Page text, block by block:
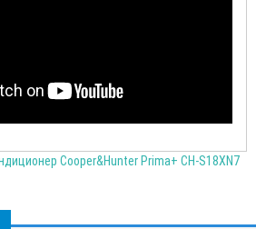
Cooper&Hunter Prima+ CH-S18XN7